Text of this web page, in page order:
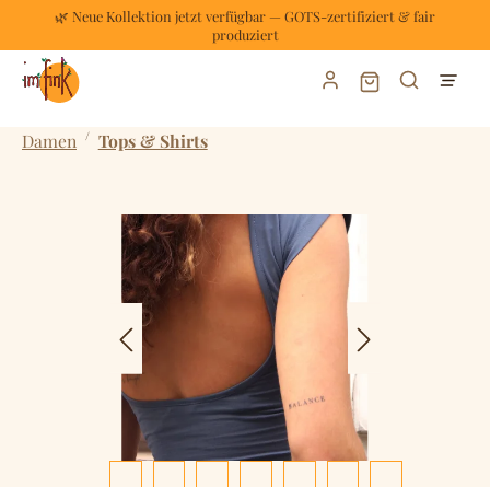
Zum Hauptinhalt springen
🌿 Neue Kollektion jetzt verfügbar — GOTS-zertifiziert & fair
produziert
Warenkorb
Damen / Tops & Shirts
Bildergalerie überspringen